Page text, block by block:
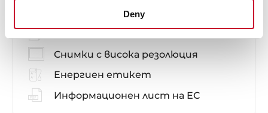
Deny
Продуктова карта
Снимки с висока резолюция
Енергиен етикет
Информационен лист на ЕС